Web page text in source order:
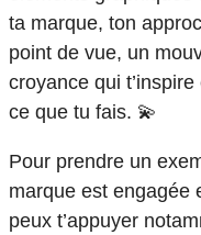
ta marque, ton
point de vue, un
croyance qui
ce que tu fais. 💫
Pour prendre un
marque est engagée
peux t’appuyer